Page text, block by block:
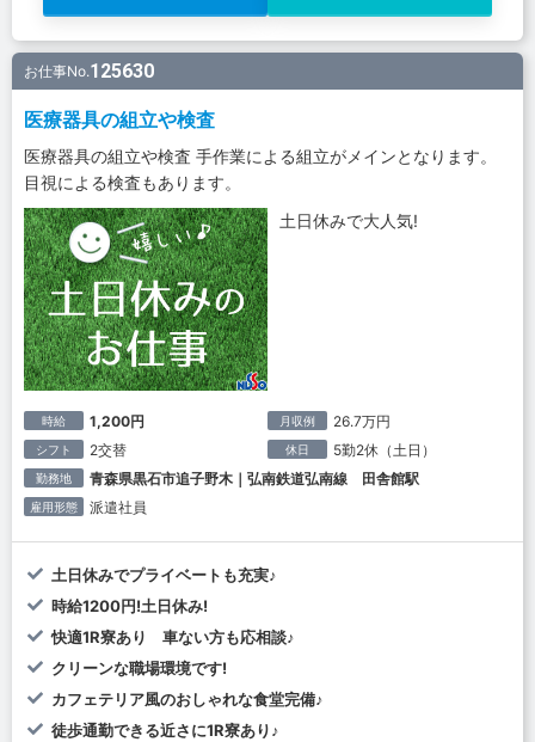
お仕事No.125630
医療器具の組立や検査
医療器具の組立や検査 手作業による組立がメインとなります。
目視による検査もあります。
土日休みで大人気!
時給 1,200円 月収例 26.7万円
シフト 2交替 休日 5勤2休（土日）
勤務地 青森県黒石市追子野木｜弘南鉄道弘南線 田舎館駅
雇用形態 派遣社員
土日休みでプライベートも充実♪
時給1200円!土日休み!
快適1R寮あり 車ない方も応相談♪
クリーンな職場環境です!
カフェテリア風のおしゃれな食堂完備♪
徒歩通勤できる近さに1R寮あり♪